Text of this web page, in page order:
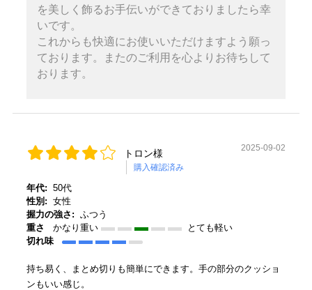
を美しく飾るお手伝いができておりましたら幸
いです。
これからも快適にお使いいただけますよう願っ
ております。またのご利用を心よりお待ちして
おります。
トロン様
購入確認済み
2025-09-02
年代: 50代
性別: 女性
握力の強さ: ふつう
重さ
かなり重い
とても軽い
切れ味
持ち易く、まとめ切りも簡単にできます。手の部分のクッショ
ンもいい感じ。